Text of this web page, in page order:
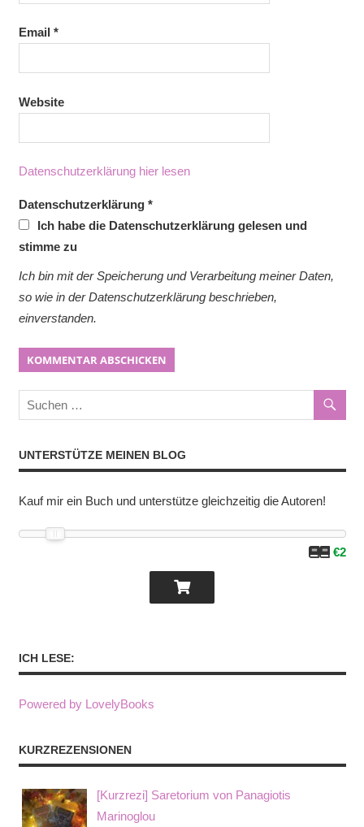
Email *
Website
Datenschutzerklärung hier lesen
Datenschutzerklärung*
Ich habe die Datenschutzerklärung gelesen und
stimme zu
Ich bin mit der Speicherung und Verarbeitung meiner Daten,
so wie in der Datenschutzerklärung beschrieben,
einverstanden.
UNTERSTÜTZE MEINEN BLOG
Kauf mir ein Buch und unterstütze gleichzeitig die Autoren!
€2
ICH LESE:
Powered by LovelyBooks
KURZREZENSIONEN
[Kurzrezi] Saretorium von Panagiotis
Marinoglou